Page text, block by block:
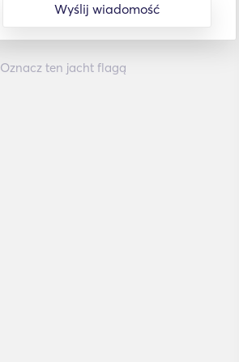
Wyślij wiadomość
Oznacz ten jacht flagą